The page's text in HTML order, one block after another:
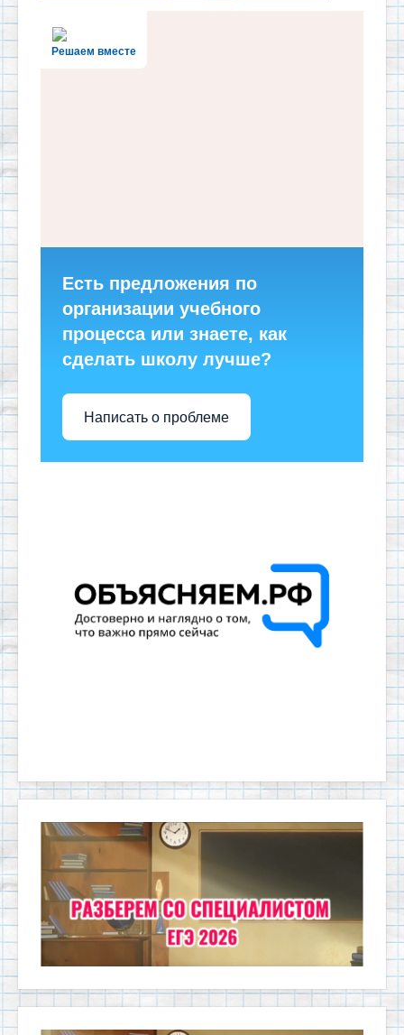
Решаем вместе
Есть предложения по
организации учебного
процесса или знаете, как
сделать школу лучше?
Написать о проблеме